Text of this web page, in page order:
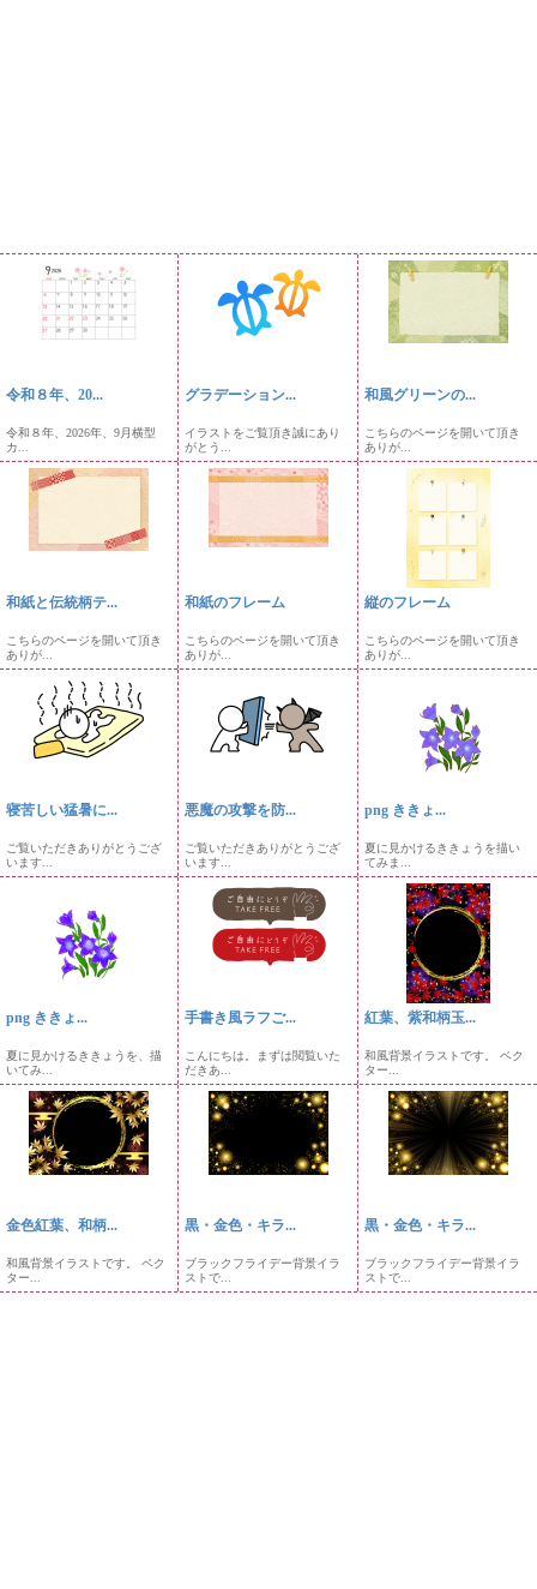
令和８年、20...
令和８年、2026年、9月横型
カ...
グラデーション...
イラストをご覧頂き誠にあり
がとう...
和風グリーンの...
こちらのページを開いて頂き
ありが...
和紙と伝統柄テ...
こちらのページを開いて頂き
ありが...
和紙のフレーム
こちらのページを開いて頂き
ありが...
縦のフレーム
こちらのページを開いて頂き
ありが...
寝苦しい猛暑に...
ご覧いただきありがとうござ
います...
悪魔の攻撃を防...
ご覧いただきありがとうござ
います...
png ききょ...
夏に見かけるききょうを描い
てみま...
png ききょ...
夏に見かけるききょうを、描
いてみ...
手書き風ラフご...
こんにちは。まずは閲覧いた
だきあ...
紅葉、紫和柄玉...
和風背景イラストです。 ベク
ター...
金色紅葉、和柄...
和風背景イラストです。 ベク
ター...
黒・金色・キラ...
ブラックフライデー背景イラ
ストで...
黒・金色・キラ...
ブラックフライデー背景イラ
ストで...